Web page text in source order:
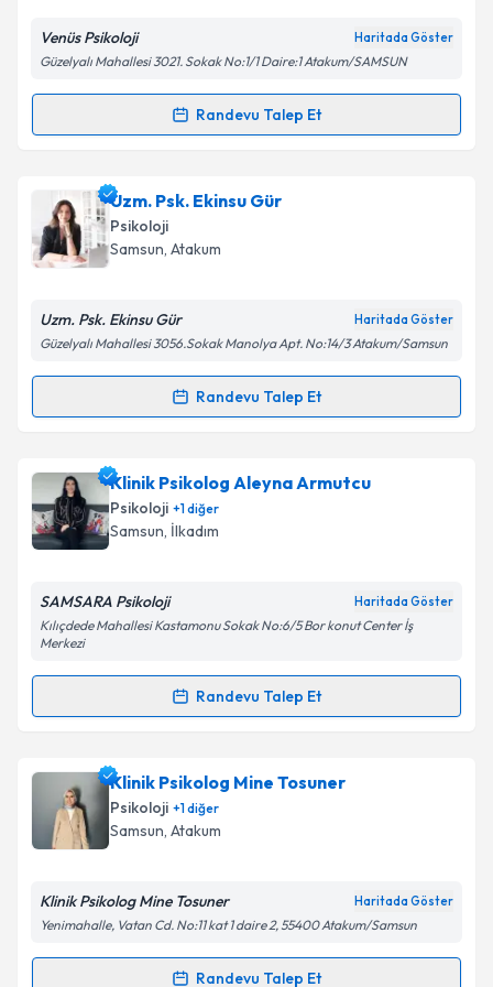
Kişisel verilerimin işlenmesine ilişkin
Metni'ni okudum ve kişisel verilerimin belirtilen
Takvim Talebini Gönder
Venüs Psikoloji Haritada Göster
Güzelyalı Mahallesi 3021. Sokak No:1/1 Daire:1 Atakum/SAMSUN
Randevu Talep Et
Randevu Takvimi Talebi
Uzm. Psk. Tansu Akot Akkurt
talebi oluşturun. Size bu uzmandan randevu almanız
için bir takvim hazırlandığında e-posta ile
bilgilendireceğiz.
Kişisel verilerimin işlenmesine ilişkinAydınlatma
kapsamda işlenmesini kabul ediyorum.
Takvim Talebini Gönder
Uzm. Psk. Ekinsu Gür
Psikoloji
Samsun, Atakum
Uzm. Psk. Ekinsu Gür Haritada Göster
Güzelyalı Mahallesi 3056.Sokak Manolya Apt. No:14/3 Atakum/Samsun
Randevu Talep Et
Randevu Takvimi Talebi
Uzm. Psk. Ekinsu Gür için randevu takvimi talebi
oluşturun. Size bu uzmandan randevu almanız için bir
takvim hazırlandığında e-posta ile bilgilendireceğiz.
Kişisel verilerimin işlenmesine ilişkinAydınlatma
'ni okudum ve kişisel verilerimin belirtilen
kapsamda işlenmesini kabul ediyorum.
Takvim Talebini Gönder
Klinik Psikolog Aleyna Armutcu
Psikoloji +1diğer
Samsun, İlkadım
SAMSARA Psikoloji Haritada Göster
Kılıçdede Mahallesi Kastamonu Sokak No:6/5 Bor konut Center İş
Merkezi
Randevu Talep Et
Randevu Takvimi Talebi
Klinik Psikolog Aleyna Armutcuiçin randevu takvimi
talebi oluşturun. Size bu uzmandan randevu almanız
için bir takvim hazırlandığında e-posta ile
bilgilendireceğiz.
Klinik Psikolog Mine Tosuner
Psikoloji +1diğer
Samsun, Atakum
Klinik Psikolog Mine Tosuner Haritada Göster
Yenimahalle, Vatan Cd. No:11 kat 1 daire 2, 55400 Atakum/Samsun
Randevu Talep Et